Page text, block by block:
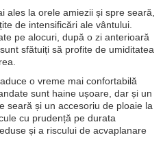
ales la orele amiezii și spre seară,
de intensificări ale vântului.
pe alocuri, după o zi anterioară
sfătuiți să profite de umiditatea
o vreme mai confortabilă
sunt haine ușoare, dar și un
seară și un accesoriu de ploaie la
cu prudență pe durata
și a riscului de acvaplanare